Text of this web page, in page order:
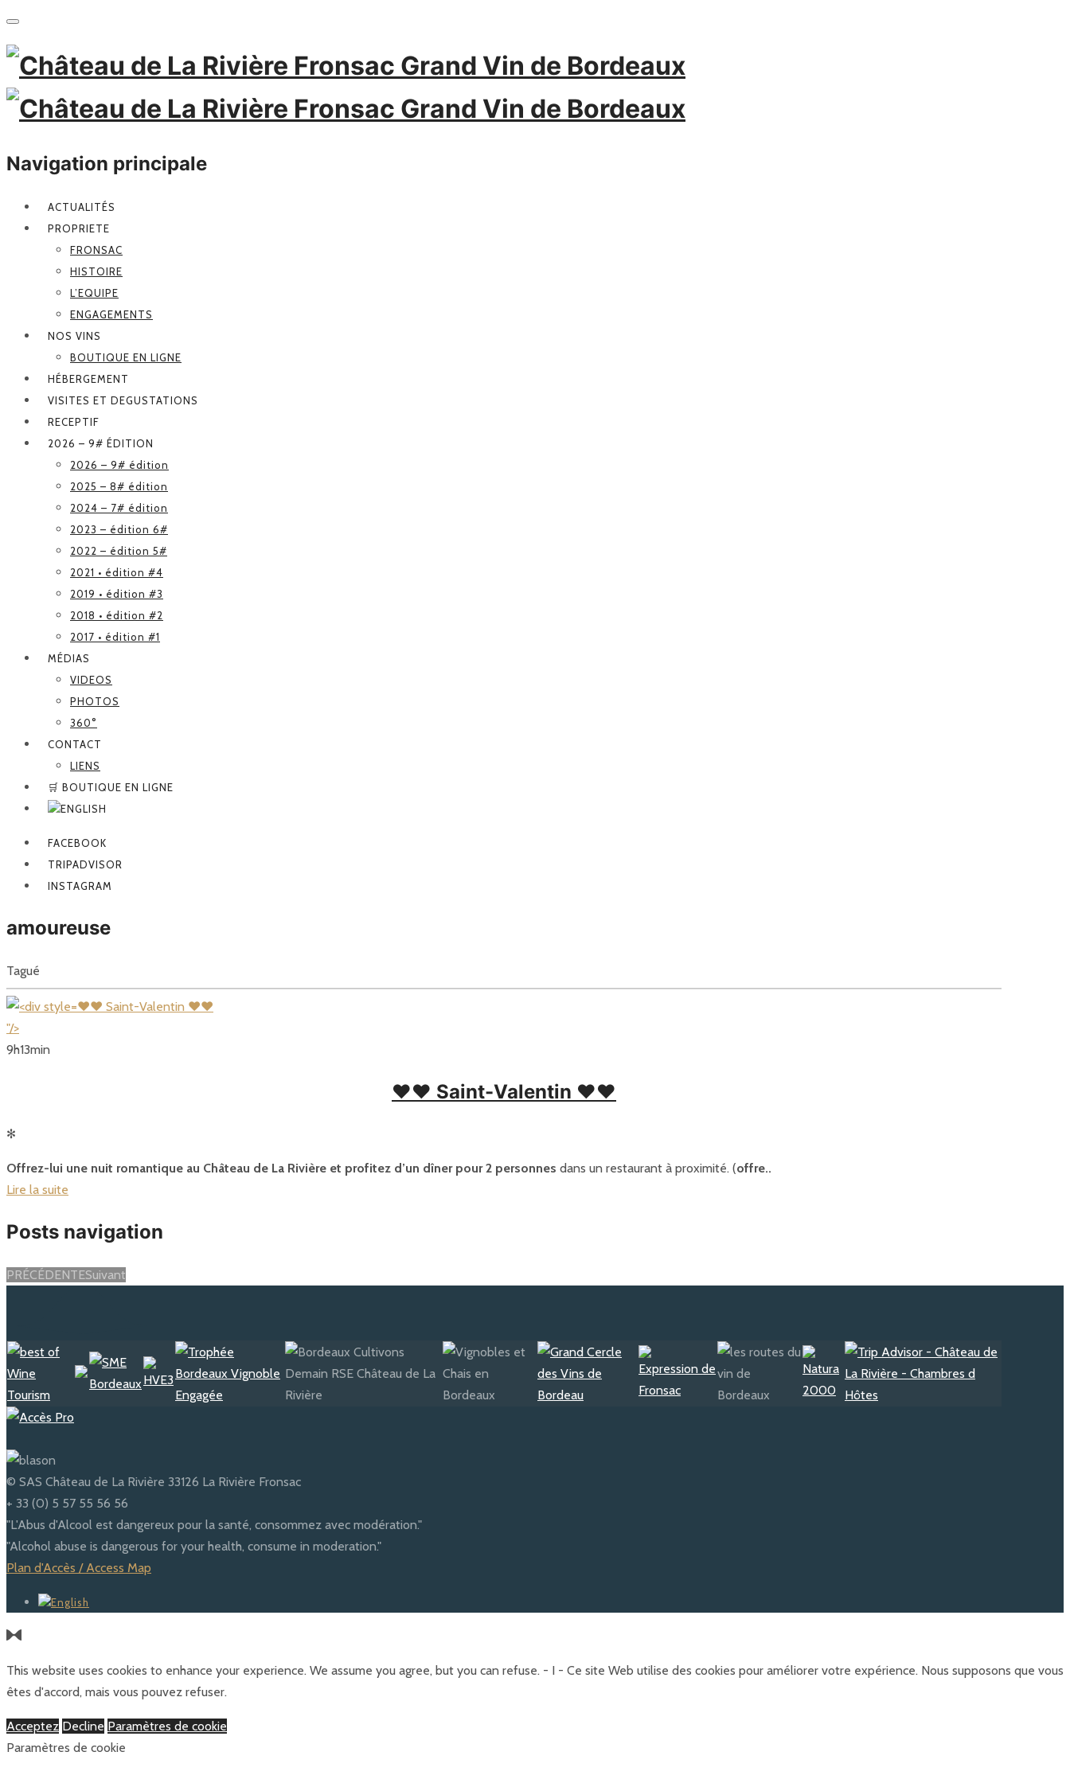
Navigation principale
ACTUALITÉS
PROPRIETE
FRONSAC
HISTOIRE
L’EQUIPE
ENGAGEMENTS
NOS VINS
BOUTIQUE EN LIGNE
HÉBERGEMENT
VISITES ET DEGUSTATIONS
RECEPTIF
2026 – 9# ÉDITION
2026 – 9# édition
2025 – 8# édition
2024 – 7# édition
2023 – édition 6#
2022 – édition 5#
2021 • édition #4
2019 • édition #3
2018 • édition #2
2017 • édition #1
MÉDIAS
VIDEOS
PHOTOS
360°
CONTACT
LIENS
🛒 BOUTIQUE EN LIGNE
FACEBOOK
TRIPADVISOR
INSTAGRAM
amoureuse
Tagué
❤❤ Saint-Valentin ❤❤
"/>
9h13min
❤❤ Saint-Valentin ❤❤
✻
Offrez-lui une nuit romantique au Château de La Rivière et profitez d’un dîner pour 2 personnes dans un restaurant à proximité. (offre..
Lire la suite
Posts navigation
PRÉCÉDENTESuivant
© SAS Château de La Rivière 33126 La Rivière Fronsac
+ 33 (0) 5 57 55 56 56
"L'Abus d'Alcool est dangereux pour la santé, consommez avec modération."
"Alcohol abuse is dangerous for your health, consume in moderation."
Plan d'Accès / Access Map
This website uses cookies to enhance your experience. We assume you agree, but you can refuse. - I - Ce site Web utilise des cookies pour améliorer votre expérience. Nous supposons que vous
êtes d'accord, mais vous pouvez refuser.
Acceptez Decline Paramètres de cookie
Paramètres de cookie